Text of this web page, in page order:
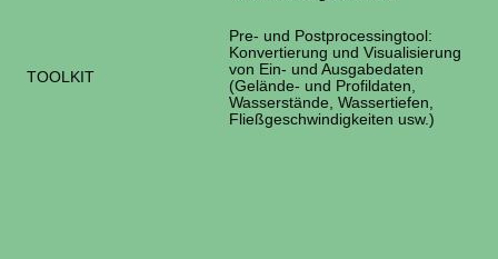
TOOLKIT
Pre- und Postprocessingtool:
Konvertierung und Visualisierung
von Ein- und Ausgabedaten
(Gelände- und Profildaten,
Wasserstände, Wassertiefen,
Fließgeschwindigkeiten usw.)